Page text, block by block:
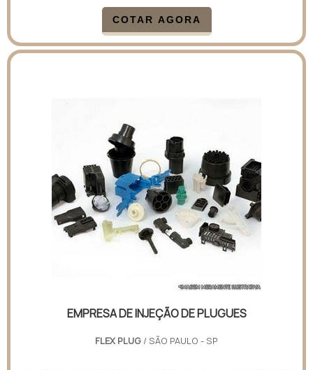
COTAR AGORA
EMPRESA DE INJEÇÃO DE PLUGUES
FLEX PLUG / SÃO PAULO - SP